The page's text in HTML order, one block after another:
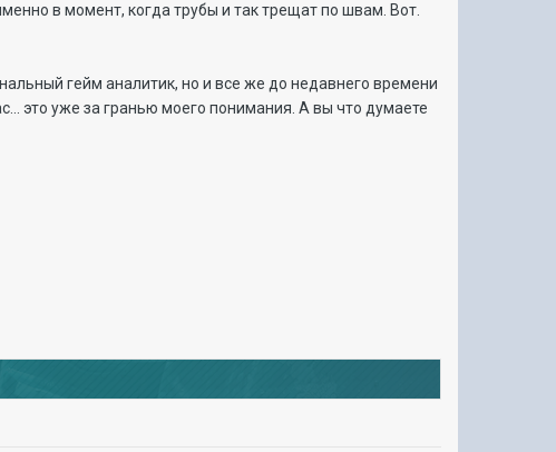
в момент, когда трубы и так трещат по швам. Вот.
гейм аналитик, но и все же до недавнего времени
это уже за гранью моего понимания. А вы что думаете